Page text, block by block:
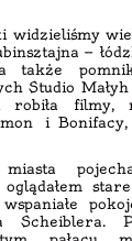
widzieliśmy
—
także
Studio
filmy,
i
Scheiblera.